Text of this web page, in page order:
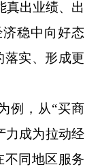
出业绩、出
稳中向好态
落实、形成更
，从“买商
力成为拉动经
不同地区服务